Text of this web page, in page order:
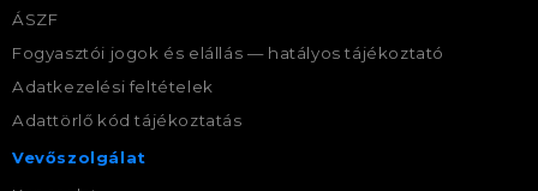
ÁSZF
Fogyasztói jogok és elállás — hatályos tájékoztató
Adatkezelési feltételek
Adattörlő kód tájékoztatás
Vevőszolgálat